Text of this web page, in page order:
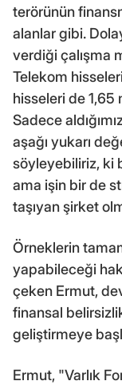
terörünün
alanlar gibi.
verdiği çalışma
Telekom
hisseleri de 1,65
Sadece
aşağı yukarı
söyleyebiliriz, ki
ama işin bir de
taşıyan şirket
Örneklerin
yapabileceği
çeken Ermut,
finansal
geliştirmeye
Ermut, "Varlık